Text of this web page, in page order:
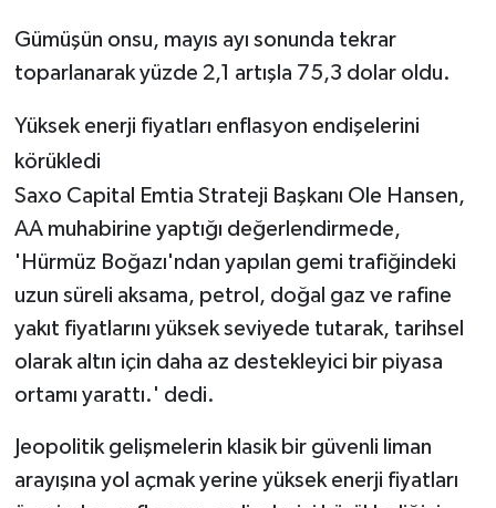
Gümüşün onsu, mayıs ayı sonunda tekrar
toparlanarak yüzde 2,1 artışla 75,3 dolar oldu.
Yüksek enerji fiyatları enflasyon endişelerini
körükledi
Saxo Capital Emtia Strateji Başkanı Ole Hansen,
AA muhabirine yaptığı değerlendirmede,
'Hürmüz Boğazı'ndan yapılan gemi trafiğindeki
uzun süreli aksama, petrol, doğal gaz ve rafine
yakıt fiyatlarını yüksek seviyede tutarak, tarihsel
olarak altın için daha az destekleyici bir piyasa
ortamı yarattı.' dedi.
Jeopolitik gelişmelerin klasik bir güvenli liman
arayışına yol açmak yerine yüksek enerji fiyatları